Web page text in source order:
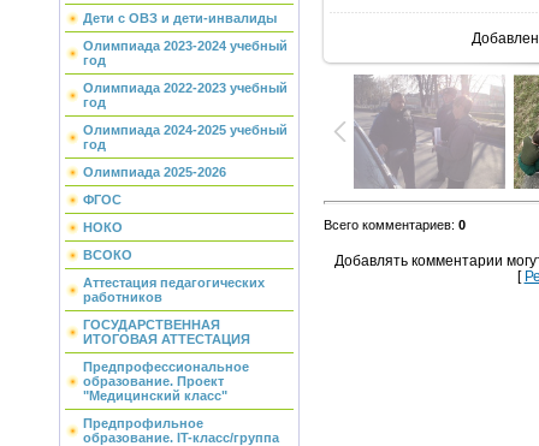
Дети с ОВЗ и дети-инвалиды
Олимпиада 2023-2024 учебный
год
Олимпиада 2022-2023 учебный
год
Олимпиада 2024-2025 учебный
год
Олимпиада 2025-2026
ФГОС
НОКО
ВСОКО
Аттестация педагогических
работников
ГОСУДАРСТВЕННАЯ
ИТОГОВАЯ АТТЕСТАЦИЯ
Предпрофессиональное
образование. Проект
"Медицинский класс"
Предпрофильное
образование. IT-класс/группа
Всего комментариев: 0
Добавлять комментарии
[